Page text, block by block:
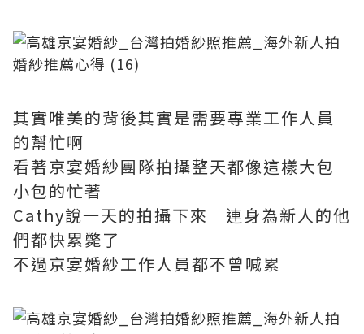
其實唯美的背後其實是需要專業工作人員
的幫忙啊
看著京宴婚紗團隊拍攝整天都像這樣大包
小包的忙著
Cathy說一天的拍攝下來 連身為新人的他
們都快累斃了
不過京宴婚紗工作人員都不曾喊累